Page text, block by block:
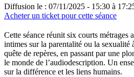
Diffusion le : 07/11/2025 - 15:30 à
Acheter un ticket pour cette séance
Cette séance réunit six courts métrages
intimes sur la parentalité ou la sexualité
quête de repères, en passant par une
le monde de l’audiodescription. Un
sur la différence et les liens humains.